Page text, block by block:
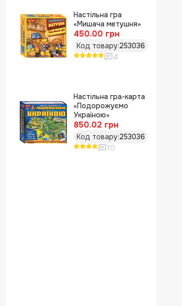
Настільна гра
«Мишача метушня»
450.00 грн
Код товару:253036
4
Настільна гра-карта
«Подорожуємо
Україною»
850.02 грн
Код товару:253036
10